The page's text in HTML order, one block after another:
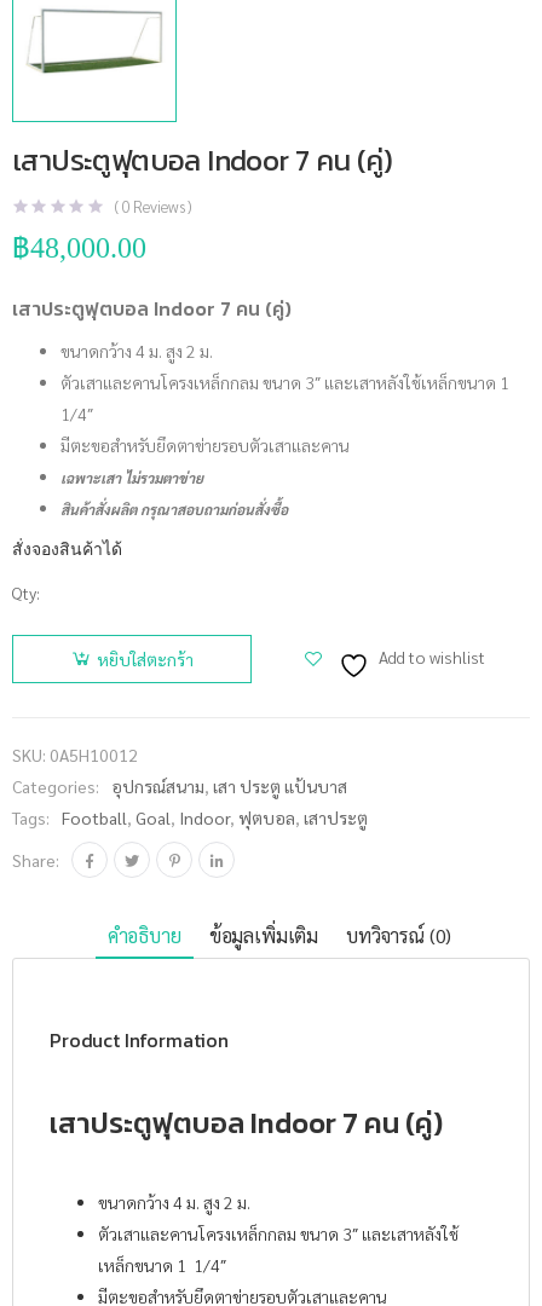
เสาประตูฟุตบอล Indoor 7 คน (คู่)
(0 Reviews )
฿48,000.00
เสาประตูฟุตบอล Indoor 7 คน (คู่)
ขนาดกว้าง 4 ม. สูง 2 ม.
ตัวเสาและคานโครงเหล็กกลม ขนาด 3″ และเสาหลังใช้เหล็กขนาด 1
1/4″
มีตะขอสำหรับยึดตาข่ายรอบตัวเสาและคาน
เฉพาะเสา ไม่รวมตาข่าย
สินค้าสั่งผลิต กรุณาสอบถามก่อนสั่งซื้อ
สั่งจองสินค้าได้
Qty:
จำนวน เสา
ประตู
หยิบใส่ตะกร้า Add to wishlist
SKU: 0A5H10012
Categories:
อุปกรณ์สนาม, เสา ประตู แป้นบาส
Tags:
Football, Goal, Indoor, ฟุตบอล, เสาประตู
Share:
คำอธิบาย ข้อมูลเพิ่มเติม บทวิจารณ์ (0)
Product Information
เสาประตูฟุตบอล Indoor 7 คน (คู่)
ขนาดกว้าง 4 ม. สูง 2 ม.
ตัวเสาและคานโครงเหล็กกลม ขนาด 3″ และเสาหลังใช้
เหล็กขนาด 1 1/4″
มีตะขอสำหรับยึดตาข่ายรอบตัวเสาและคาน